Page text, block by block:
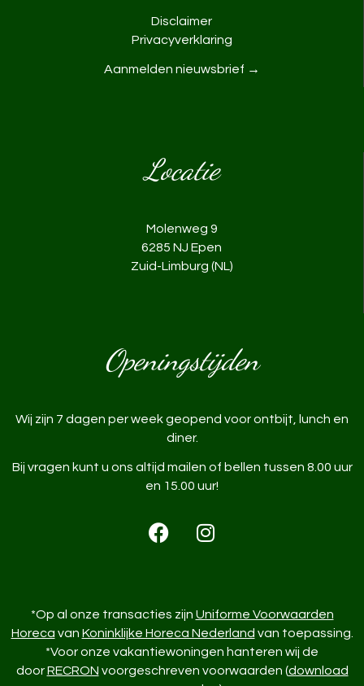
Disclaimer
Privacyverklaring
Aanmelden nieuwsbrief →
Locatie
Molenweg 9
6285 NJ Epen
Zuid-Limburg (NL)
Openingstijden
Wij zijn 7 dagen per week geopend voor ontbijt, lunch en
diner.
Bij vragen kunt u ons altijd mailen of bellen tussen 8.00 uur
en 15.00 uur!
*Op al onze transacties zijn Uniforme Voorwaarden
Horeca van Koninklijke Horeca Nederland van toepassing.
*Voor onze vakantiewoningen hanteren wij de
doorRECRON voorgeschreven voorwaarden (download